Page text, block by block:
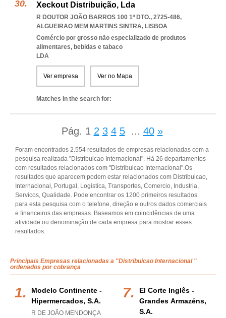
Xeckout Distribuição, Lda
R DOUTOR JOÃO BARROS 100 1º DTO., 2725-486,
ALGUEIRAO MEM MARTINS SINTRA, LISBOA
Comércio por grosso não especializado de produtos
alimentares, bebidas e tabaco
LDA
Ver empresa Ver no Mapa
Matches in the search for:
Pág. 1 2 3 4 5 ... 40 »
Foram encontrados 2.554 resultados de empresas relacionadas com a
pesquisa realizada "Distribuicao Internacional". Há 26 departamentos
com resultados relacionados com "Distribuicao Internacional".Os
resultados que aparecem podem estar relacionados com Distribuicao,
Internacional, Portugal, Logistica, Transportes, Comercio, Industria,
Servicos, Qualidade. Pode encontrar os 1200 primeiros resultados
para esta pesquisa com o telefone, direção e outros dados comerciais
e financeiros das empresas. Baseamos em coincidências de uma
atividade ou denominação de cada empresa para mostrar esses
resultados.
Principais Empresas relacionadas a "Distribuicao Internacional "
ordenados por cobrança
Modelo Continente -
Hipermercados, S.a.
R DE JOÃO MENDONÇA
El Corte Inglês -
Grandes Armazéns,
S.a.